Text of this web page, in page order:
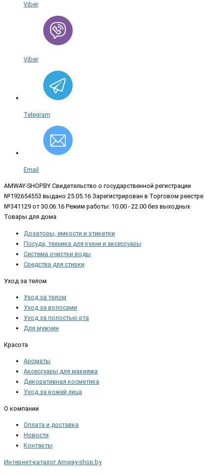
Viber
Viber
Telegram
Email
AMWAY-SHOP.BY Свидетельство о государственной регистрации
№192654553 выдано 25.05.16 Зарегистрирован в Торговом реестре
№341129 от 30.06.16 Режим работы: 10.00 - 22.00 без выходных
Товары для дома
Дозаторы, емкости и этикетки
Посуда, техника для кухни и аксессуары
Система очистки воды
Средства для стирки
Уход за телом
Уход за телом
Уход за волосами
Уход за полостью рта
Для мужчин
Красота
Ароматы
Аксессуары для макияжа
Декоративная косметика
Уход за кожей лица
О компании
Оплата и доставка
Новости
Контакты
Интернет-каталог Amway-shop.by